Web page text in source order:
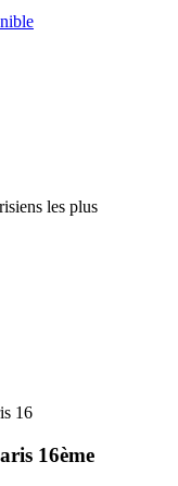
les plus
16
16ème